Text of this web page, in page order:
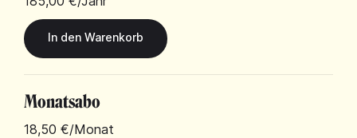
Monatsabo
18,50 €/Monat